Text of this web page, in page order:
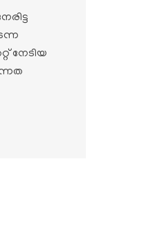
നേടിയ